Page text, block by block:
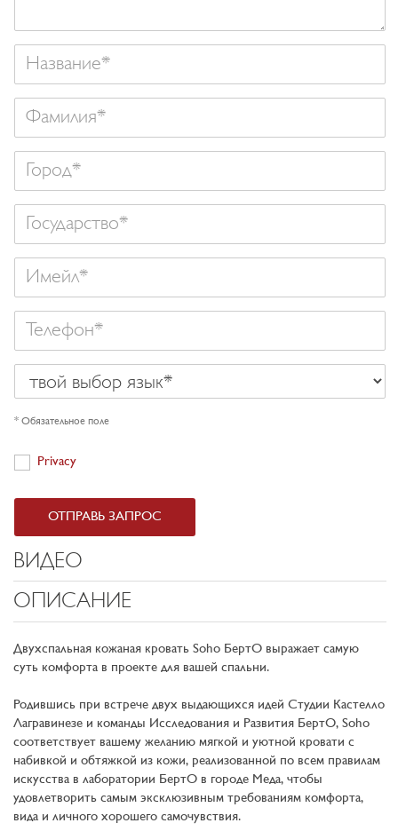
выбор
* Обязательное поле
Privacy
Privacy
ОТПРАВЬ ЗАПРОС
ВИДЕО
ОПИСАНИЕ
Двухспальная кожаная кровать Soho БертО выражает самую
суть комфорта в проекте для вашей спальни.
Родившись при встрече двух выдающихся идей Студии Кастелло
Лагравинезе и команды Исследования и Развития БертО, Soho
соответствует вашему желанию мягкой и уютной кровати с
набивкой и обтяжкой из кожи, реализованной по всем правилам
искусства в лаборатории БертО в городе Меда, чтобы
удовлетворить самым эксклюзивным требованиям комфорта,
вида и личного хорошего самочувствия.